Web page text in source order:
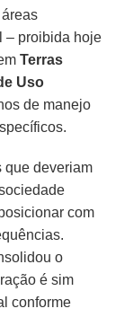
– proibida hoje
Terras
Uso
de manejo
que deveriam
com
o
é sim
conforme